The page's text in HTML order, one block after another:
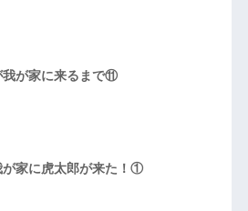
我が家に来るまで⑪
が家に虎太郎が来た！①